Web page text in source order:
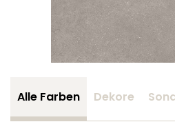
Alle Farben Dekore